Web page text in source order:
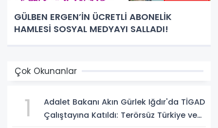
GÜLBEN ERGEN’İN ÜCRETLİ ABONELİK
HAMLESİ SOSYAL MEDYAYI SALLADI!
Çok Okunanlar
1
Adalet Bakanı Akın Gürlek Iğdır'da TİGAD
Çalıştayına Katıldı: Terörsüz Türkiye ve